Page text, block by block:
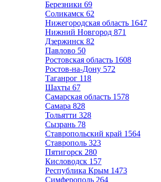
Березники 69
Соликамск 62
Нижегородская область 1647
Нижний Новгород 871
Дзержинск 82
Павлово 50
Ростовская область 1608
Ростов-на-Дону 572
Таганрог 118
Шахты 67
Самарская область 1578
Самара 828
Тольятти 328
Сызрань 78
Ставропольский край 1564
Ставрополь 323
Пятигорск 280
Кисловодск 157
Республика Крым 1473
Симферополь 264